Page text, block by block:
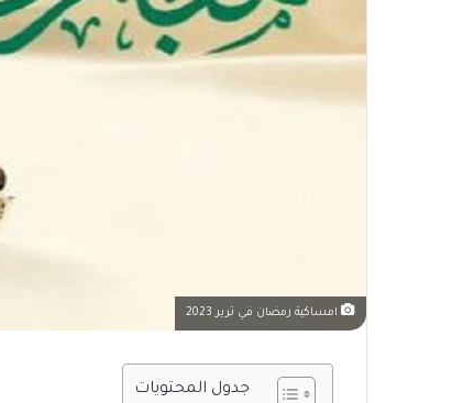
امساكية رمضان في ترير 2023
جدول المحتويات